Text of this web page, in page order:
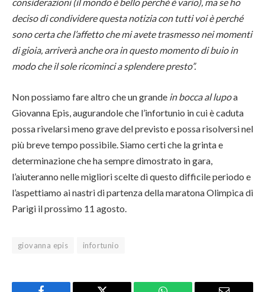
considerazioni (il mondo è bello perché è vario), ma se ho
deciso di condividere questa notizia con tutti voi è perché
sono certa che l’affetto che mi avete trasmesso nei momenti
di gioia, arriverà anche ora in questo momento di buio in
modo che il sole ricominci a splendere presto”.
Non possiamo fare altro che un grande in bocca al lupoa
Giovanna Epis, augurandole che l’infortunio in cui è caduta
possa rivelarsi meno grave del previsto e possa risolversi nel
più breve tempo possibile. Siamo certi che la grinta e
determinazione che ha sempre dimostrato in gara,
l’aiuteranno nelle migliori scelte di questo difficile periodo e
l’aspettiamo ai nastri di partenza della maratona Olimpica di
Parigi il prossimo 11 agosto.
giovanna epis infortunio